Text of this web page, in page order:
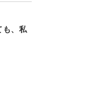
も、私